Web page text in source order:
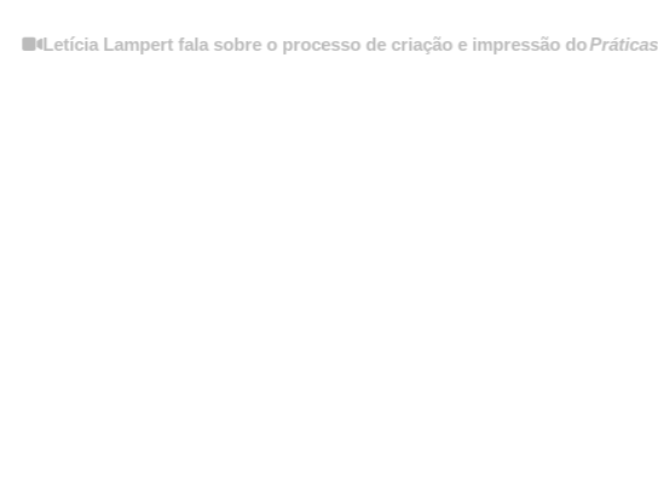
Letícia Lampert fala sobre o processo de criação e impressão doPráticas para